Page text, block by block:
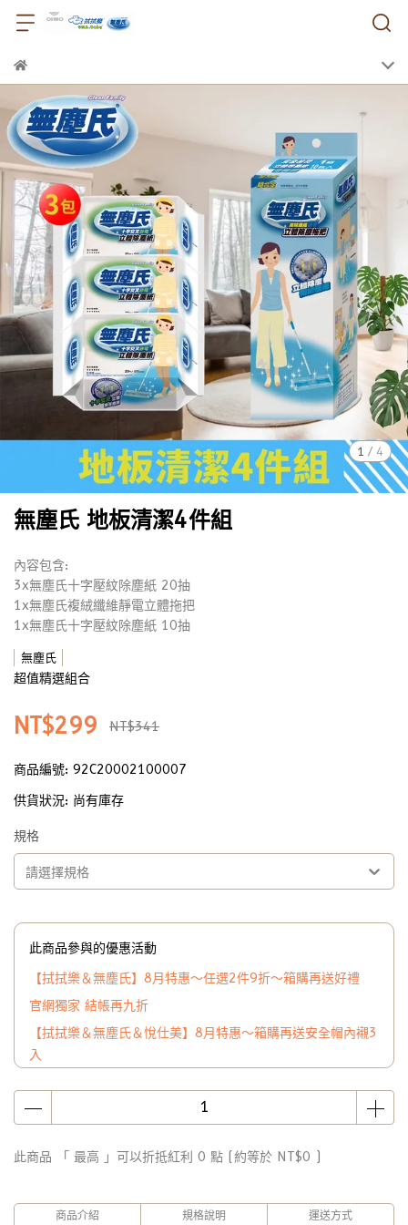
1 / 4
無塵氏 地板清潔4件組
內容包含:
3x無塵氏十字壓紋除塵紙 20抽
1x無塵氏複絨纖維靜電立體拖把
1x無塵氏十字壓紋除塵紙 10抽
無塵氏
超值精選組合
NT$299 NT$341
商品編號: 92C20002100007
供貨狀況: 尚有庫存
規格
請選擇規格
此商品參與的優惠活動
【拭拭樂＆無塵氏】8月特惠～任選2件9折～箱購再送好禮
官網獨家 結帳再九折
【拭拭樂＆無塵氏＆悅仕美】8月特惠～箱購再送安全帽內襯3
入
此商品 「 最高 」可以折抵紅利 0 點 (約等於 NT$0 )
商品介紹 規格說明 運送方式